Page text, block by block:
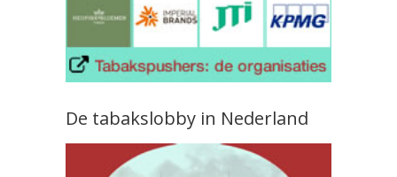
De tabakslobby in Nederland